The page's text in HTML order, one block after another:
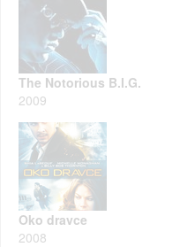
The Notorious B.I.G.
2009
Oko dravce
2008